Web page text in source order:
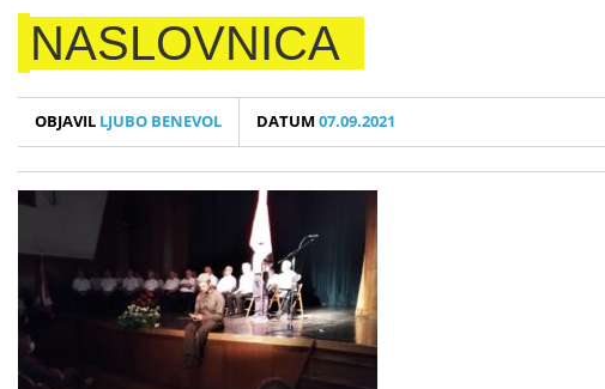
NASLOVNICA
OBJAVIL LJUBO BENEVOL DATUM07.09.2021